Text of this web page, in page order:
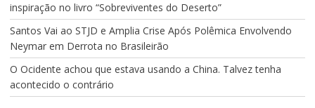
inspiração no livro “Sobreviventes do Deserto”
Santos Vai ao STJD e Amplia Crise Após Polêmica Envolvendo
Neymar em Derrota no Brasileirão
O Ocidente achou que estava usando a China. Talvez tenha
acontecido o contrário